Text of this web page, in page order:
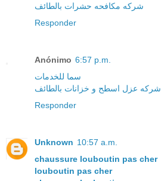
شركه مكافحه حشرات بالطائف
Responder
Anónimo 6:57 p.m.
سما للخدمات
شركه عزل اسطح و خزانات بالطائف
Responder
Unknown 10:57 a.m.
chaussure louboutin pas cher
louboutin pas cher